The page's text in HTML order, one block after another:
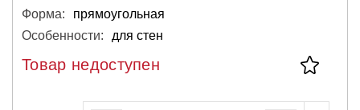
Форма:
прямоугольная
Особенности:
для стен
Товар недоступен